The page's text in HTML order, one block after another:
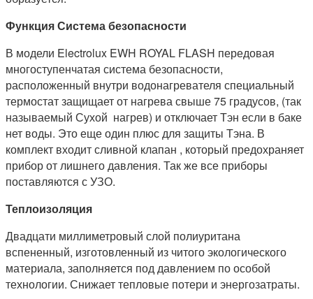
Функция Система безопасности
В модели Electrolux EWH ROYAL FLASH передовая
многоступенчатая система безопасности,
расположенный внутри водонагревателя специальный
термостат защищает от нагрева свыше 75 градусов, (так
называемый Сухой нагрев) и отключает Тэн если в баке
нет воды. Это еще один плюс для защиты Тэна. В
комплект входит сливной клапан , который предохраняет
прибор от лишнего давления. Так же все приборы
поставляются с УЗО.
Теплоизоляция
Двадцати миллиметровый слой полиуритана
вспененный, изготовленный из читого экологического
материала, заполняется под давлением по особой
технологии. Снижает тепловые потери и энергозатраты.